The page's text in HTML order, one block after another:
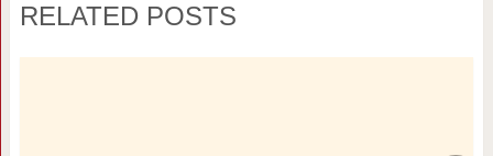
RELATED POSTS